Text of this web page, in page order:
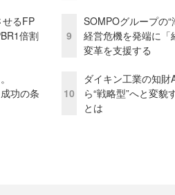
せるFP
倍割
功の条
9
SOMPOグループの
経営危機を発端に「
変革を支援する
10
ダイキン工業の知
ら“戦略型”へと変
とは